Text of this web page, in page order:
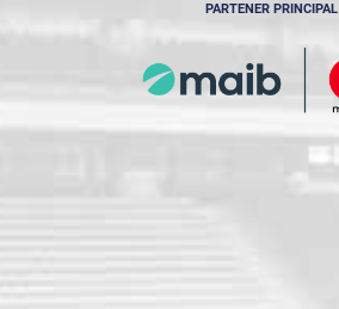
PARTENER PRINCIPAL